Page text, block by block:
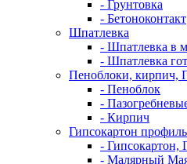
- Грунтовка
- Бетоноконтакт
Шпатлевка
- Шпатлевка в
- Шпатлевка
Пеноблоки, кирпич,
- Пеноблок
-
- Кирпич
Гипсокартон
- Гипсокартон,
- Малярный